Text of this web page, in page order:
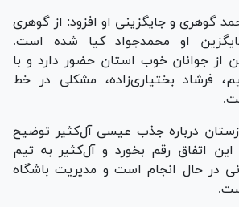
گوهری و جایگزینی او افزود: از گوهری
او محمدجواد کیا شده است.
از جوانان خوب استان حضور دارد و با
فرشاد بختیاری‌زاده، مشکلی در خط
درباره جذب عیسی آل‌کثیر توضیح
اتفاق رقم بخورد و آل‌کثیر به تیم
در حال انجام است و مدیریت باشگاه